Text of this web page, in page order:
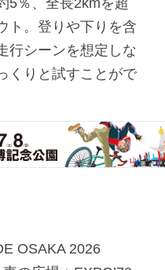
5％、全長2kmを超
ト。登りや下りを含
行シーンを想定しな
くりと試すことがで
OSAKA 2026